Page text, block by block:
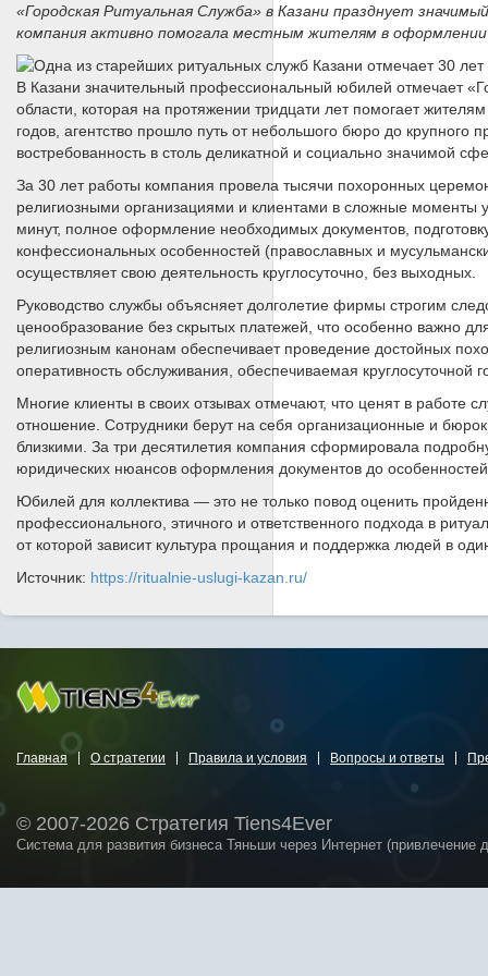
«Городская Ритуальная Служба» в Казани празднует
компания активно помогала местным жителям в
В Казани значительный профессиональный юбилей отмечает
области, которая на протяжении тридцати лет помогает
годов, агентство прошло путь от небольшого бюро до крупного
востребованность в столь деликатной и социально значимой
За 30 лет работы компания провела тысячи похоронных
религиозными организациями и клиентами в сложные моменты
минут, полное оформление необходимых документов,
конфессиональных особенностей (православных и
осуществляет свою деятельность круглосуточно, без выходных.
Руководство службы объясняет долголетие фирмы строгим
ценообразование без скрытых платежей, что особенно важно
религиозным канонам обеспечивает проведение достойных
оперативность обслуживания, обеспечиваемая круглосуточной
Многие клиенты в своих отзывах отмечают, что ценят в работе
отношение. Сотрудники берут на себя организационные и
близкими. За три десятилетия компания сформировала
юридических нюансов оформления документов до
Юбилей для коллектива — это не только повод оценить
профессионального, этичного и ответственного подхода в
от которой зависит культура прощания и поддержка людей в
Источник: https://ritualnie-uslugi-kazan.ru/
Главная О стратегии Правила и условия Вопросы и ответы
© 2007-2026 Стратегия Tiens4Ever
Система для развития бизнеса Тяньши через Интернет (привлечение